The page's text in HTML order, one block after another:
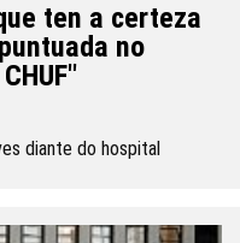
ten a certeza
no
diante do hospital